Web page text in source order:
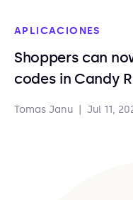
APLICACIONES
Shoppers can
codes in Candy
Tomas Janu Jul 11,